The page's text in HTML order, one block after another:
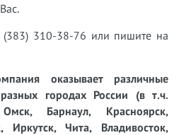
(383) 310-38-76 или пишите на
оказывает различные
городах России (в т.ч.
Барнаул, Красноярск,
Иркутск, Чита, Владивосток,